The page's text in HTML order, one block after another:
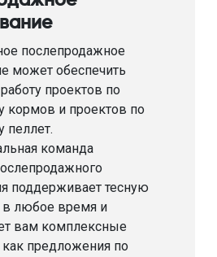
послепродажное
может обеспечить
проектов по
кормов и проектов по
пеллет.
команда
поддерживает тесную
в любое время и
вам комплексные
как предложения по